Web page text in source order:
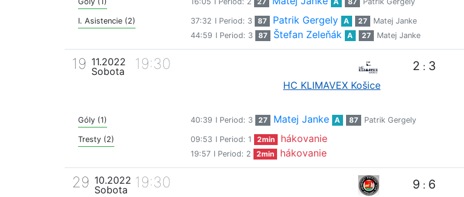
I. Asistencie (2) 37:32 I Period: 3 87 Patrik Gergely A 27
Matej Janke
44:59 I Period: 3 87 Štefan Zeleňák A 27 Matej Janke
19 11.2022
Sobota
19:30
HC KLIMAVEX Košice
2 : 3
Góly (1) 40:39 I Period: 3 27 Matej Janke A 87 Patrik Gergely
Tresty (2) 09:53 I Period: 1 2min hákovanie
19:57 I Period: 2 2min hákovanie
29 10.2022
Sobota
19:30 9 : 6